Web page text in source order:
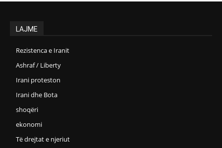
LAJME
Rezistenca e Iranit
Ashraf / Liberty
Irani proteston
Irani dhe Bota
shoqëri
ekonomi
Të drejtat e njeriut